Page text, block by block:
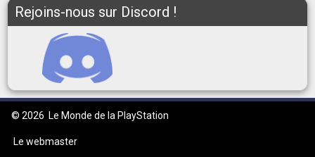
Rejoins-nous sur Discord !
© 2026 Le Monde de la PlayStation
Le webmaster